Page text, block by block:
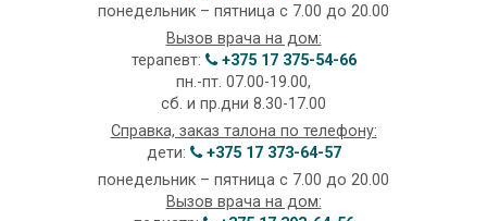
понедельник – пятница с 7.00 до 20.00
Вызов врача на дом:
терапевт:
+375 17 375-54-66
пн.-пт. 07.00-19.00,
сб. и пр.дни 8.30-17.00
Справка, заказ талона по телефону:
дети:
+375 17 373-64-57
понедельник – пятница с 7.00 до 20.00
Вызов врача на дом: